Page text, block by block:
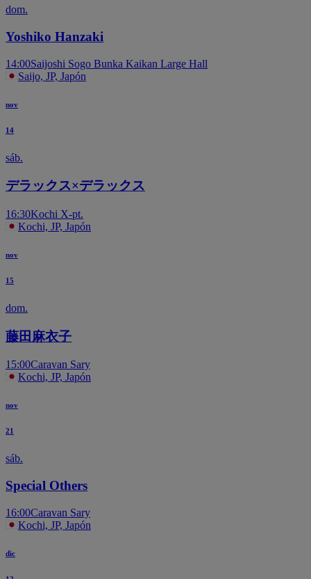
dom.
Yoshiko Hanzaki
14:00Saijoshi Sogo Bunka Kaikan Large Hall
Saijo, JP, Japón
nov
14
sáb.
デラックス×デラックス
16:30Kochi X-pt.
Kochi, JP, Japón
nov
15
dom.
藤田麻衣子
15:00Caravan Sary
Kochi, JP, Japón
nov
21
sáb.
Special Others
16:00Caravan Sary
Kochi, JP, Japón
dic